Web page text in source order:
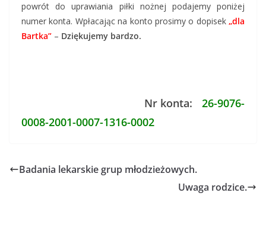
powrót do uprawiania piłki nożnej podajemy poniżej
numer konta. Wpłacając na konto prosimy o dopisek „dla
Bartka” – Dziękujemy bardzo.
Nr konta: 26-9076-
0008-2001-0007-1316-0002
Badania lekarskie grup młodzieżowych.
Uwaga rodzice.